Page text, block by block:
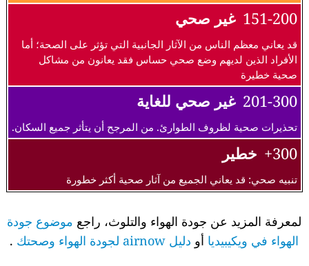
151-200 غير صحي
قد يعاني معظم الناس من الآثار الجانبية التي تؤثر على الصحة؛ أما
الأفراد الذين لديهم وضع صحي حساس فقد يعانون من مشاكل
صحية خطيرة
201-300 غير صحي للغاية
تحذيرات صحية لظروف الطوارئ. من المرجح أن يتأثر جميع السكان.
300+ خطير
تنبيه صحي: قد يعاني الجميع من آثار صحية أكثر خطورة
لمعرفة المزيد عن جودة الهواء والتلوث، راجع موضوع جودة
الهواء في ويكيبيدياأو دليل airnow لجودة الهواء وصحتك .